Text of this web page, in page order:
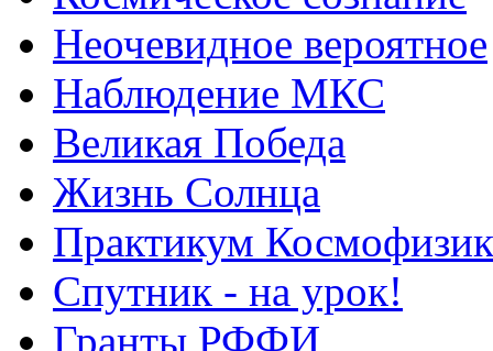
Неочевидное вероятное
Наблюдение МКС
Великая Победа
Жизнь Солнца
Практикум
Спутник - на урок!
Гранты РФФИ